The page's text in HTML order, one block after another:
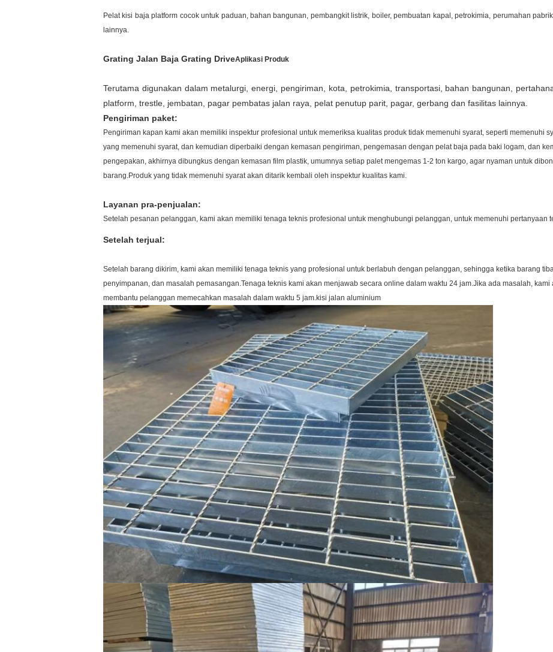
Pelat kisi baja platform cocok untuk paduan, bahan bangunan, pembangkit listrik, boiler, pembuatan kapal, petrokimia, perumahan
lainnya.
Grating Jalan Baja Grating DriveAplikasi Produk
Terutama digunakan dalam metalurgi, energi, pengiriman, kota, petrokimia, transportasi, bahan bangunan,
platform, trestle, jembatan, pagar pembatas jalan raya, pelat penutup parit, pagar, gerbang dan fasilitas lainnya.
Pengiriman paket:
Pengiriman kapan kami akan memiliki inspektur profesional untuk memeriksa kualitas produk tidak memenuhi syarat, seperti memenuhi
yang memenuhi syarat, dan kemudian diperbaiki dengan kemasan pengiriman, pengemasan dengan pelat baja pada baki logam, dan
pengepakan, akhirnya dibungkus dengan kemasan film plastik, umumnya setiap palet mengemas 1-2 ton kargo, agar nyaman untuk
barang.Produk yang tidak memenuhi syarat akan ditarik kembali oleh inspektur kualitas kami.
Layanan pra-penjualan:
Setelah pesanan pelanggan, kami akan memiliki tenaga teknis profesional untuk menghubungi pelanggan, untuk memenuhi pertanyaan
Setelah terjual:
Setelah barang dikirim, kami akan memiliki tenaga teknis yang profesional untuk berlabuh dengan pelanggan, sehingga ketika barang
penyimpanan, dan masalah pemasangan.Tenaga teknis kami akan menjawab secara online dalam waktu 24 jam.Jika ada masalah,
membantu pelanggan memecahkan masalah dalam waktu 5 jam.kisi jalan aluminium